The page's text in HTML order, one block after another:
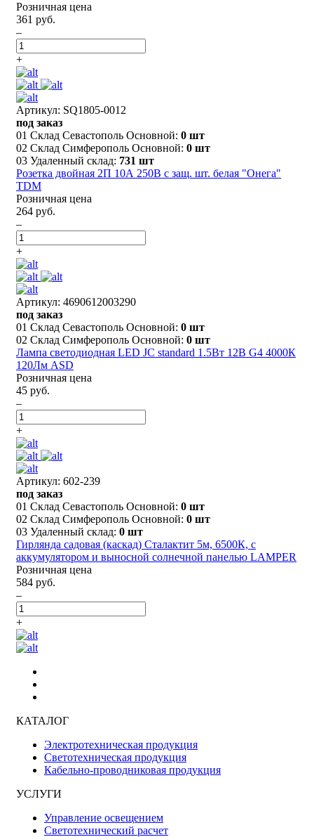
Розничная цена
361 руб.
–
+
Артикул: SQ1805-0012
под заказ
01 Склад Севастополь Основной: 0 шт
02 Склад Симферополь Основной: 0 шт
03 Удаленный склад: 731 шт
Розетка двойная 2П 10А 250В с защ. шт. белая "Онега"
TDM
Розничная цена
264 руб.
–
+
Артикул: 4690612003290
под заказ
01 Склад Севастополь Основной: 0 шт
02 Склад Симферополь Основной: 0 шт
Лампа светодиодная LED JC standard 1.5Вт 12В G4 4000К
120Лм ASD
Розничная цена
45 руб.
–
+
Артикул: 602-239
под заказ
01 Склад Севастополь Основной: 0 шт
02 Склад Симферополь Основной: 0 шт
03 Удаленный склад: 0 шт
Гирлянда садовая (каскад) Сталактит 5м, 6500К, с
аккумулятором и выносной солнечной панелью LAMPER
Розничная цена
584 руб.
–
+
КАТАЛОГ
Электротехническая продукция
Светотехническая продукция
Кабельно-проводниковая продукция
УСЛУГИ
Управление освещением
Светотехнический расчет